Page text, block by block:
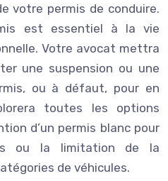
votre permis de conduire.
est essentiel à la vie
Votre avocat mettra
une suspension ou une
ou à défaut, pour en
toutes les options
d’un permis blanc pour
ou la limitation de la
de véhicules.